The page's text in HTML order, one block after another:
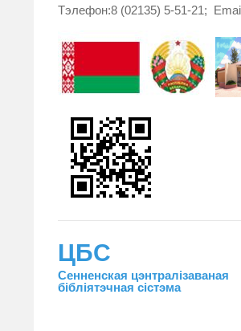
Тэлефон:8 (02135) 5-51-21;
ЦБС
Сенненская цэнтралiзаваная
бiблiятэчная сiстэма